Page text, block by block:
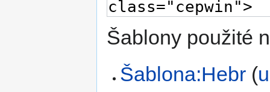
Šablony použité
Šablona:Hebr (